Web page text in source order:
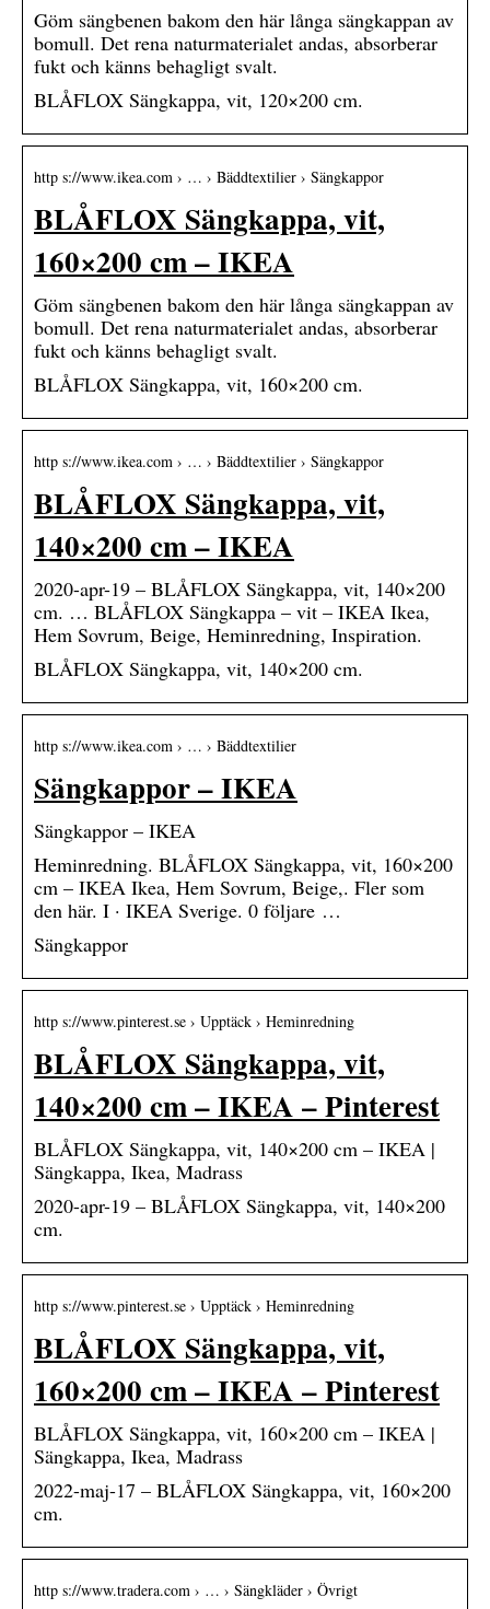
Göm sängbenen bakom den här långa sängkappan av
bomull. Det rena naturmaterialet andas, absorberar
fukt och känns behagligt svalt.
BLÅFLOX Sängkappa, vit, 120×200 cm.
http s://www.ikea.com › … › Bäddtextilier › Sängkappor
BLÅFLOX Sängkappa, vit,
160×200 cm – IKEA
Göm sängbenen bakom den här långa sängkappan av
bomull. Det rena naturmaterialet andas, absorberar
fukt och känns behagligt svalt.
BLÅFLOX Sängkappa, vit, 160×200 cm.
http s://www.ikea.com › … › Bäddtextilier › Sängkappor
BLÅFLOX Sängkappa, vit,
140×200 cm – IKEA
2020-apr-19 – BLÅFLOX Sängkappa, vit, 140×200
cm. … BLÅFLOX Sängkappa – vit – IKEA Ikea,
Hem Sovrum, Beige, Heminredning, Inspiration.
BLÅFLOX Sängkappa, vit, 140×200 cm.
http s://www.ikea.com › … › Bäddtextilier
Sängkappor – IKEA
Sängkappor – IKEA
Heminredning. BLÅFLOX Sängkappa, vit, 160×200
cm – IKEA Ikea, Hem Sovrum, Beige,. Fler som
den här. I · IKEA Sverige. 0 följare …
Sängkappor
http s://www.pinterest.se › Upptäck › Heminredning
BLÅFLOX Sängkappa, vit,
140×200 cm – IKEA – Pinterest
BLÅFLOX Sängkappa, vit, 140×200 cm – IKEA |
Sängkappa, Ikea, Madrass
2020-apr-19 – BLÅFLOX Sängkappa, vit, 140×200
cm.
http s://www.pinterest.se › Upptäck › Heminredning
BLÅFLOX Sängkappa, vit,
160×200 cm – IKEA – Pinterest
BLÅFLOX Sängkappa, vit, 160×200 cm – IKEA |
Sängkappa, Ikea, Madrass
2022-maj-17 – BLÅFLOX Sängkappa, vit, 160×200
cm.
http s://www.tradera.com › … › Sängkläder › Övrigt